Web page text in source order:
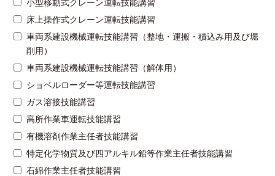
小型移動式クレーン運転技能講習
床上操作式クレーン運転技能講習
車両系建設機械運転技能講習（整地・運搬・積込み用及び堀
削用）
車両系建設機械運転技能講習（解体用）
ショベルローダー等運転技能講習
ガス溶接技能講習
高所作業車運転技能講習
有機溶剤作業主任者技能講習
特定化学物質及び四アルキル鉛等作業主任者技能講習
石綿作業主任者技能講習